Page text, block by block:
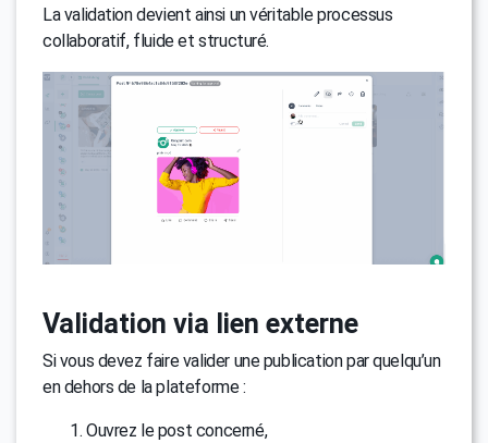
La validation devient ainsi un véritable processus
collaboratif, fluide et structuré.
Validation via lien externe
Si vous devez faire valider une publication par quelqu’un
en dehors de la plateforme :
Ouvrez le post concerné,